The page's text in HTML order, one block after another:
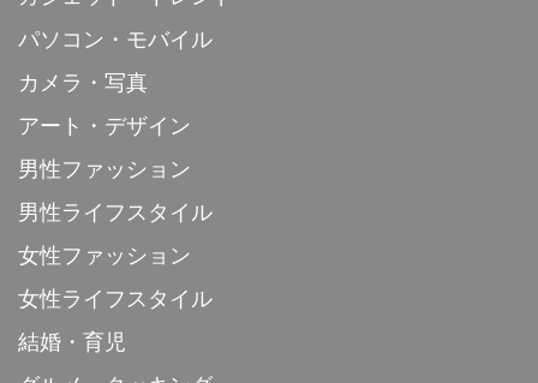
パソコン・モバイル
カメラ・写真
アート・デザイン
男性ファッション
男性ライフスタイル
女性ファッション
女性ライフスタイル
結婚・育児